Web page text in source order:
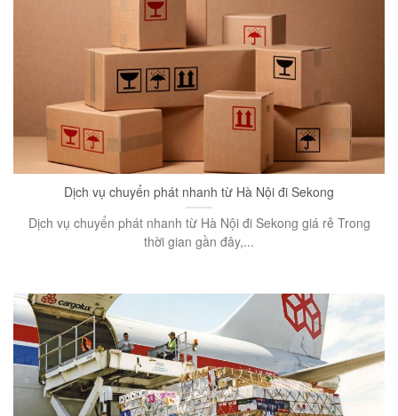
Dịch vụ chuyển phát nhanh từ Hà Nội đi Sekong
Dịch vụ chuyển phát nhanh từ Hà Nội đi Sekong giá rẻ Trong
thời gian gần đây,...